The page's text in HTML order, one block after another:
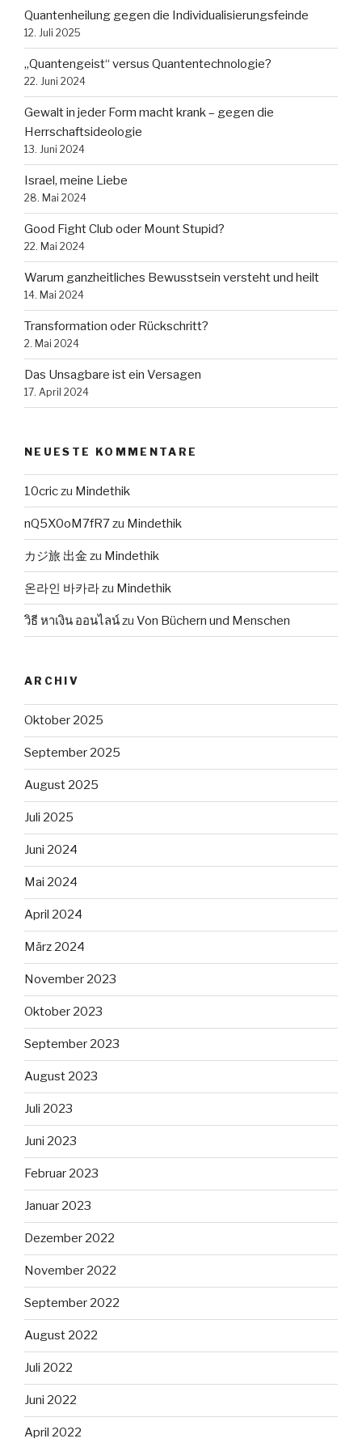
Quantenheilung gegen die Individualisierungsfeinde
12. Juli 2025
„Quantengeist“ versus Quantentechnologie?
22. Juni 2024
Gewalt in jeder Form macht krank – gegen die
Herrschaftsideologie
13. Juni 2024
Israel, meine Liebe
28. Mai 2024
Good Fight Club oder Mount Stupid?
22. Mai 2024
Warum ganzheitliches Bewusstsein versteht und heilt
14. Mai 2024
Transformation oder Rückschritt?
2. Mai 2024
Das Unsagbare ist ein Versagen
17. April 2024
NEUESTE KOMMENTARE
10criczu Mindethik
nQ5X0oM7fR7zu Mindethik
カジ旅 出金 zu Mindethik
온라인 바카라zu Mindethik
วิธี หาเงิน ออนไลน์zu Von Büchern und Menschen
ARCHIV
Oktober 2025
September 2025
August 2025
Juli 2025
Juni 2024
Mai 2024
April 2024
März 2024
November 2023
Oktober 2023
September 2023
August 2023
Juli 2023
Juni 2023
Februar 2023
Januar 2023
Dezember 2022
November 2022
September 2022
August 2022
Juli 2022
Juni 2022
April 2022